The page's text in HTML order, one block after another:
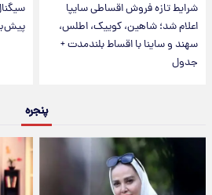
شرایط تازه فروش اقساطی سایپا
اعلام شد؛ شاهین، کوییک، اطلس،
سهند و ساینا با اقساط بلندمدت +
جدول
پنجره